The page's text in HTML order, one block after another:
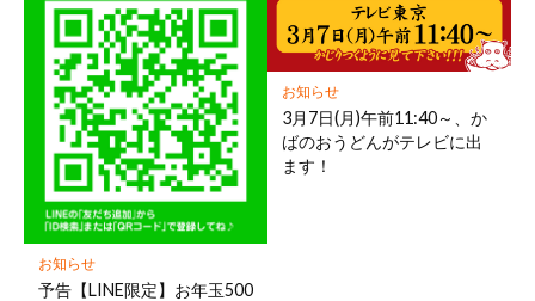
お知らせ
予告【LINE限定】お年玉500
お知らせ
3月7日(月)午前11:40～、か
ばのおうどんがテレビに出
ます！